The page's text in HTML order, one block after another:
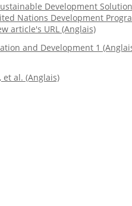
Development
Nations Development
article's URL (Anglais)
and Development 1
et al. (Anglais)